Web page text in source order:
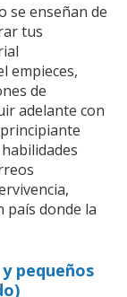
se enseñan de
tus
empieces,
de
adelante con
país donde la
pequeños